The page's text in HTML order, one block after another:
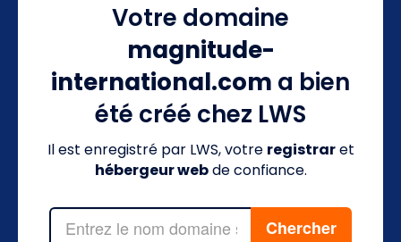
Votre domaine
magnitude-
international.com a bien
été créé chez LWS
Il est enregistré par LWS, votre registraret
hébergeur webde confiance.